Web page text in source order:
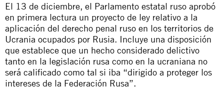
El 13 de diciembre, el Parlamento estatal ruso aprobó
en primera lectura un proyecto de ley relativo a la
aplicación del derecho penal ruso en los territorios de
Ucrania ocupados por Rusia. Incluye una disposición
que establece que un hecho considerado delictivo
tanto en la legislación rusa como en la ucraniana no
será calificado como tal si iba “dirigido a proteger los
intereses de la Federación Rusa”.